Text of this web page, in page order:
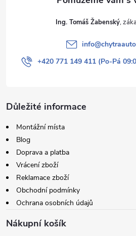
Ing. Tomáš Žabenský
info@
+420 771 149 411 (Po-Pá
Důležité informace
Montážní místa
Blog
Doprava a platba
Vrácení zboží
Reklamace zboží
Obchodní podmínky
Ochrana osobních údajů
Nákupní košík